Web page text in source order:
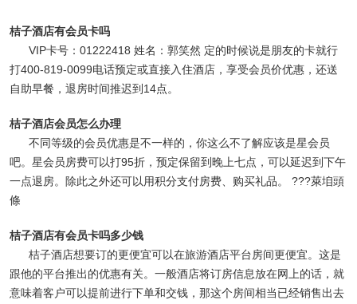
桔子酒店有会员卡吗
VIP卡号：01222418 姓名：郭笑然 定的时候说是朋友的卡就行
打400-819-0099电话预定或直接入住酒店，享受会员价优惠，还送
自助早餐，退房时间推迟到14点。
桔子酒店会员怎么办理
不同等级的会员优惠是不一样的，你这么不了解应该是星会员
吧。星会员房费可以打95折，预定保留到晚上七点，可以延迟到下午
一点退房。除此之外还可以用积分支付房费、购买礼品。 ???萊垍頭
條
桔子酒店有会员卡吗多少钱
桔子酒店想要订的更便宜可以在旅游酒店平台房间更便宜。这是
跟他的平台推出的优惠有关。一般酒店将订房信息放在网上的话，就
意味着客户可以提前进行下单和交钱，那这个房间相当已经销售出去